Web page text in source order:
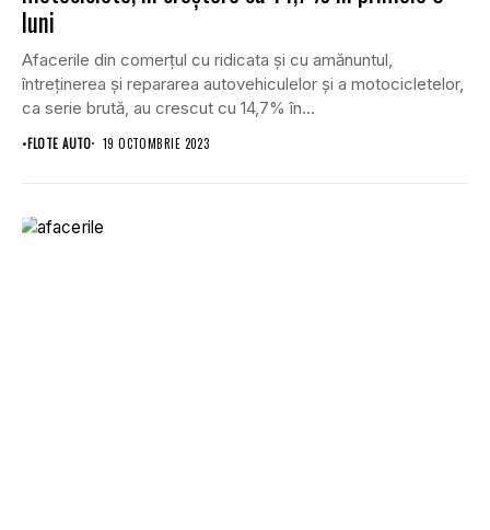
luni
Afacerile din comerţul cu ridicata şi cu amănuntul,
întreţinerea şi repararea autovehiculelor şi a motocicletelor,
ca serie brută, au crescut cu 14,7% în...
•FLOTE AUTO 19 OCTOMBRIE 2023